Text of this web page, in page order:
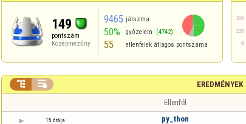
149
pontszám
Középmezőny
9465 játszma
50% győzelem (4742)
55 ellenfelek átlagos pontszáma
EREDMÉNYEK
 
Ellenfél
15 órája py_thon